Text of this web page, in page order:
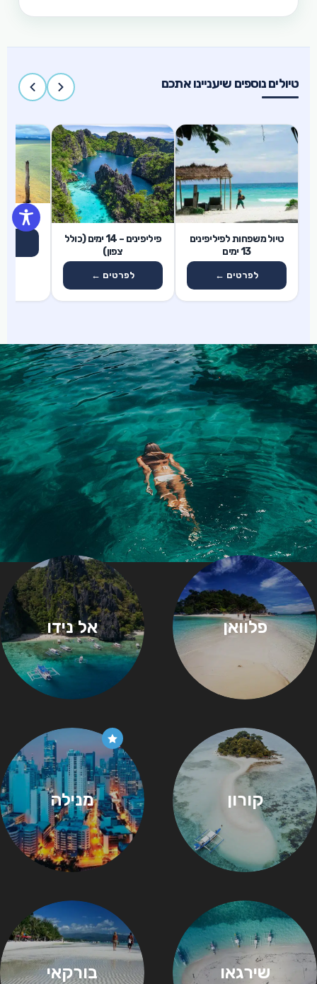
העולם״
טיולים נוספים שיעניינו אתכם
טיול משפחות לפיליפינים
13 ימים
לפרטים ←
פיליפינים – 14 ימים (כולל
צפון)
לפרטים ←
12 ימים
פיליפינים
פלוואן אל נידו
קורון מנילה
שירגאו בורקאי